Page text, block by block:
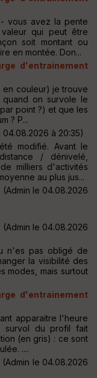
vous avez la pente
qui peut être
soit montant ou
en montée. Don...
d'entrainement
en couleur) je trouve
on survole le
point ?) et que les
? P...
04.08.2026 à 20:35)
modifié. Avant le
/ dénivelé,
milliers d'activités
au plus jus...
(Admin le 04.08.2026
(Admin le 04.08.2026
n'es pas obligé de
la visibilité des
modes, mais surtout
d'entrainement
apparaitre l'heure
survol du profil fait
(en gris) : ce sont
....
(Admin le 04.08.2026